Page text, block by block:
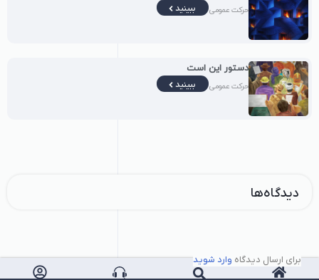
حرکت عمومی ببینید
دستور این است
حرکت عمومی ببینید
دیدگاه‌ها
برای ارسال دیدگاه وارد شوید